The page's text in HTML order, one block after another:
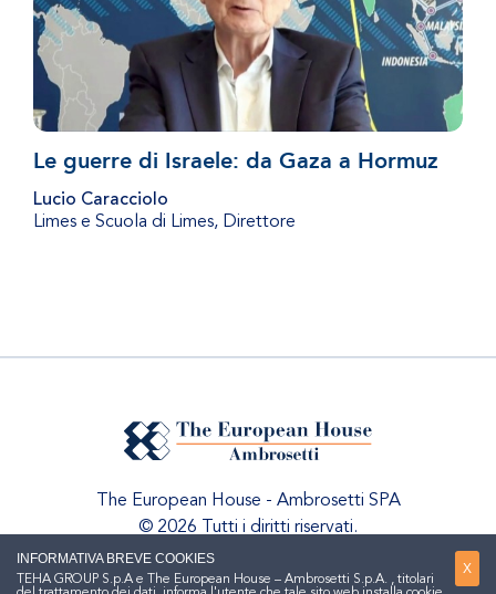
Le guerre di Israele: da Gaza a Hormuz
Lucio Caracciolo
Limes e Scuola di Limes, Direttore
The European House - Ambrosetti SPA
© 2026 Tutti i diritti riservati.
X
INFORMATIVA BREVE COOKIES
TEHA GROUP S.p.A e The European House – Ambrosetti S.p.A. , titolari